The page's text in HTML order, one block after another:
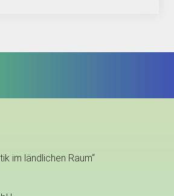
im ländlichen Raum“